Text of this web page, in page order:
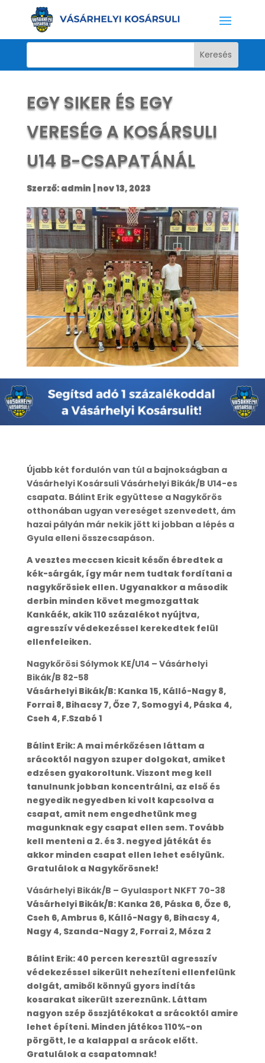
EGY SIKER ÉS EGY
VERESÉG A KOSÁRSULI
U14 B-CSAPATÁNÁL
Szerző: admin | nov 13, 2023
Újabb két fordulón van túl a bajnokságban a
Vásárhelyi Kosársuli Vásárhelyi Bikák/B U14-es
csapata. Bálint Erik együttese a Nagykőrös
otthonában ugyan vereséget szenvedett, ám
hazai pályán már nekik jött ki jobban a lépés a
Gyula elleni összecsapáson.
A vesztes meccsen kicsit későn ébredtek a
kék-sárgák, így már nem tudtak fordítani a
nagykőrösiek ellen. Ugyanakkor a második
derbin minden követ megmozgattak
Kankáék, akik 110 százalékot nyújtva,
agresszív védekezéssel kerekedtek felül
ellenfeleiken.
Nagykőrösi Sólymok KE/U14 – Vásárhelyi
Bikák/B 82-58
Vásárhelyi Bikák/B: Kanka 15, Kálló-Nagy 8,
Forrai 8, Bihacsy 7, Őze 7, Somogyi 4, Páska 4,
Cseh 4, F.Szabó 1
Bálint Erik: A mai mérkőzésen láttam a
srácoktól nagyon szuper dolgokat, amiket
edzésen gyakoroltunk. Viszont meg kell
tanulnunk jobban koncentrálni, az első és
negyedik negyedben ki volt kapcsolva a
csapat, amit nem engedhetünk meg
magunknak egy csapat ellen sem. Tovább
kell menteni a 2. és 3. negyed játékát és
akkor minden csapat ellen lehet esélyünk.
Gratulálok a Nagykőrösnek!
Vásárhelyi Bikák/B – Gyulasport NKFT 70-38
Vásárhelyi Bikák/B: Kanka 26, Páska 6, Őze 6,
Cseh 6, Ambrus 6, Kálló-Nagy 6, Bihacsy 4,
Nagy 4, Szanda-Nagy 2, Forrai 2, Móza 2
Bálint Erik: 40 percen keresztül agresszív
védekezéssel sikerült nehezíteni ellenfelünk
dolgát, amiből könnyű gyors indítás
kosarakat sikerült szereznünk. Láttam
nagyon szép összjátékokat a srácoktól amire
lehet építeni. Minden játékos 110%-on
pörgött, le a kalappal a srácok előtt.
Gratulálok a csapatomnak!